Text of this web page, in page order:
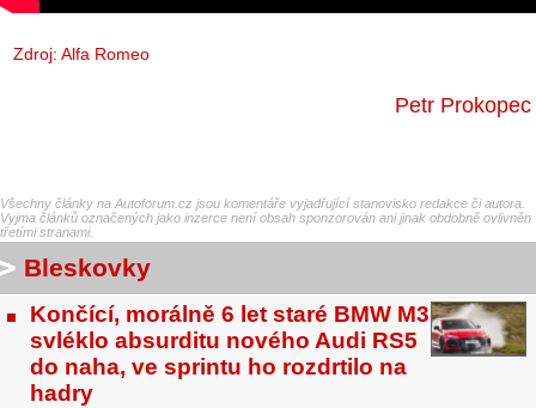
Zdroj: Alfa Romeo
Petr Prokopec
Všechny články na Autoforum.cz jsou komentáře vyjadřující stanovisko redakce či autora.
Vyjma článků označených jako inzerce není obsah sponzorován ani jinak obdobně ovlivněn
třetími stranami.
Bleskovky
Končící, morálně 6 let staré BMW M3
svléklo absurditu nového Audi RS5
do naha, ve sprintu ho rozdrtilo na
hadry